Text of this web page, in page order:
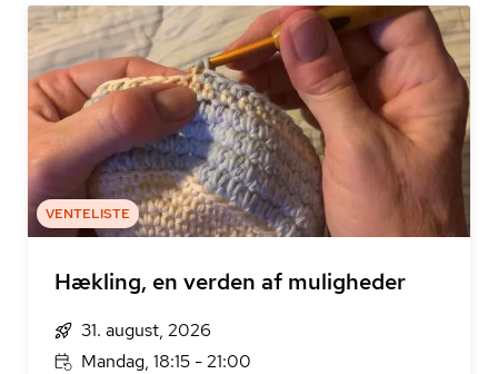
VENTELISTE
Hækling, en verden af muligheder
31. august, 2026
Mandag, 18:15 - 21:00